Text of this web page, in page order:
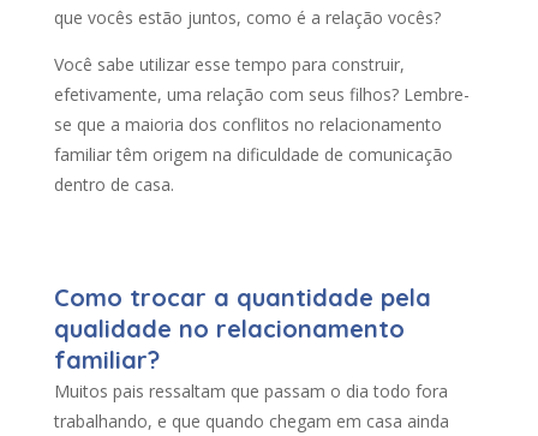
que vocês estão juntos, como é a relação vocês?
Você sabe utilizar esse tempo para construir,
efetivamente, uma relação com seus filhos? Lembre-
se que a maioria dos conflitos no relacionamento
familiar têm origem na dificuldade de comunicação
dentro de casa.
Como trocar a quantidade pela
qualidade no relacionamento
familiar?
Muitos pais ressaltam que passam o dia todo fora
trabalhando, e que quando chegam em casa ainda